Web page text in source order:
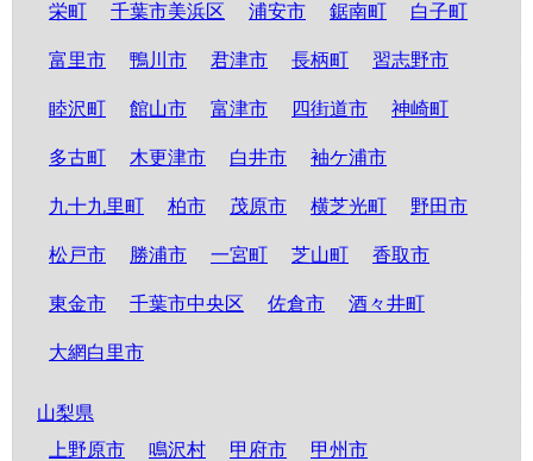
栄町 千葉市美浜区 浦安市 鋸南町 白子町
富里市 鴨川市 君津市 長柄町 習志野市
睦沢町 館山市 富津市 四街道市 神崎町
多古町 木更津市 白井市 袖ケ浦市
九十九里町 柏市 茂原市 横芝光町 野田市
松戸市 勝浦市 一宮町 芝山町 香取市
東金市 千葉市中央区 佐倉市 酒々井町
大網白里市
山梨県
上野原市
鳴沢村 甲府市 甲州市